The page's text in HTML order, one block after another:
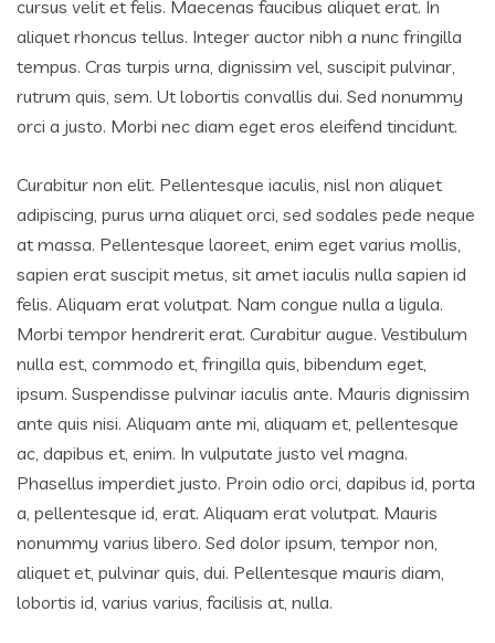
cursus velit et felis. Maecenas faucibus aliquet erat. In
aliquet rhoncus tellus. Integer auctor nibh a nunc fringilla
tempus. Cras turpis urna, dignissim vel, suscipit pulvinar,
rutrum quis, sem. Ut lobortis convallis dui. Sed nonummy
orci a justo. Morbi nec diam eget eros eleifend tincidunt.
Curabitur non elit. Pellentesque iaculis, nisl non aliquet
adipiscing, purus urna aliquet orci, sed sodales pede neque
at massa. Pellentesque laoreet, enim eget varius mollis,
sapien erat suscipit metus, sit amet iaculis nulla sapien id
felis. Aliquam erat volutpat. Nam congue nulla a ligula.
Morbi tempor hendrerit erat. Curabitur augue. Vestibulum
nulla est, commodo et, fringilla quis, bibendum eget,
ipsum. Suspendisse pulvinar iaculis ante. Mauris dignissim
ante quis nisi. Aliquam ante mi, aliquam et, pellentesque
ac, dapibus et, enim. In vulputate justo vel magna.
Phasellus imperdiet justo. Proin odio orci, dapibus id, porta
a, pellentesque id, erat. Aliquam erat volutpat. Mauris
nonummy varius libero. Sed dolor ipsum, tempor non,
aliquet et, pulvinar quis, dui. Pellentesque mauris diam,
lobortis id, varius varius, facilisis at, nulla.